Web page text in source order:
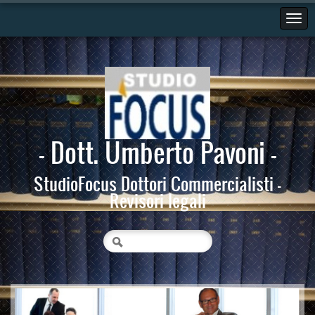
- Dott. Umberto Pavoni -
StudioFocus Dottori Commercialisti -
Revisori legali